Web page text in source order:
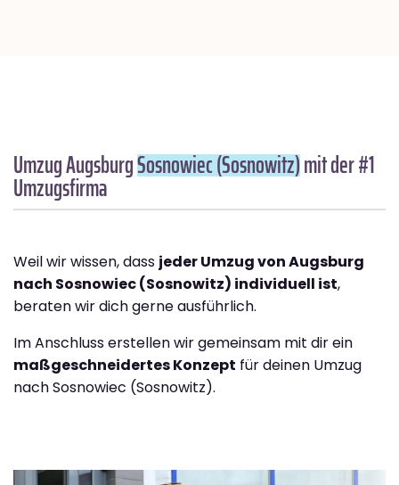
Umzug AugsburgSosnowiec (Sosnowitz)mit der #1
Umzugsfirma
Weil wir wissen, dass jeder Umzug von Augsburg
nach Sosnowiec (Sosnowitz) individuell ist,
beraten wir dich gerne ausführlich.
Im Anschluss erstellen wir gemeinsam mit dir ein
maßgeschneidertes Konzept für deinen Umzug
nach Sosnowiec (Sosnowitz).